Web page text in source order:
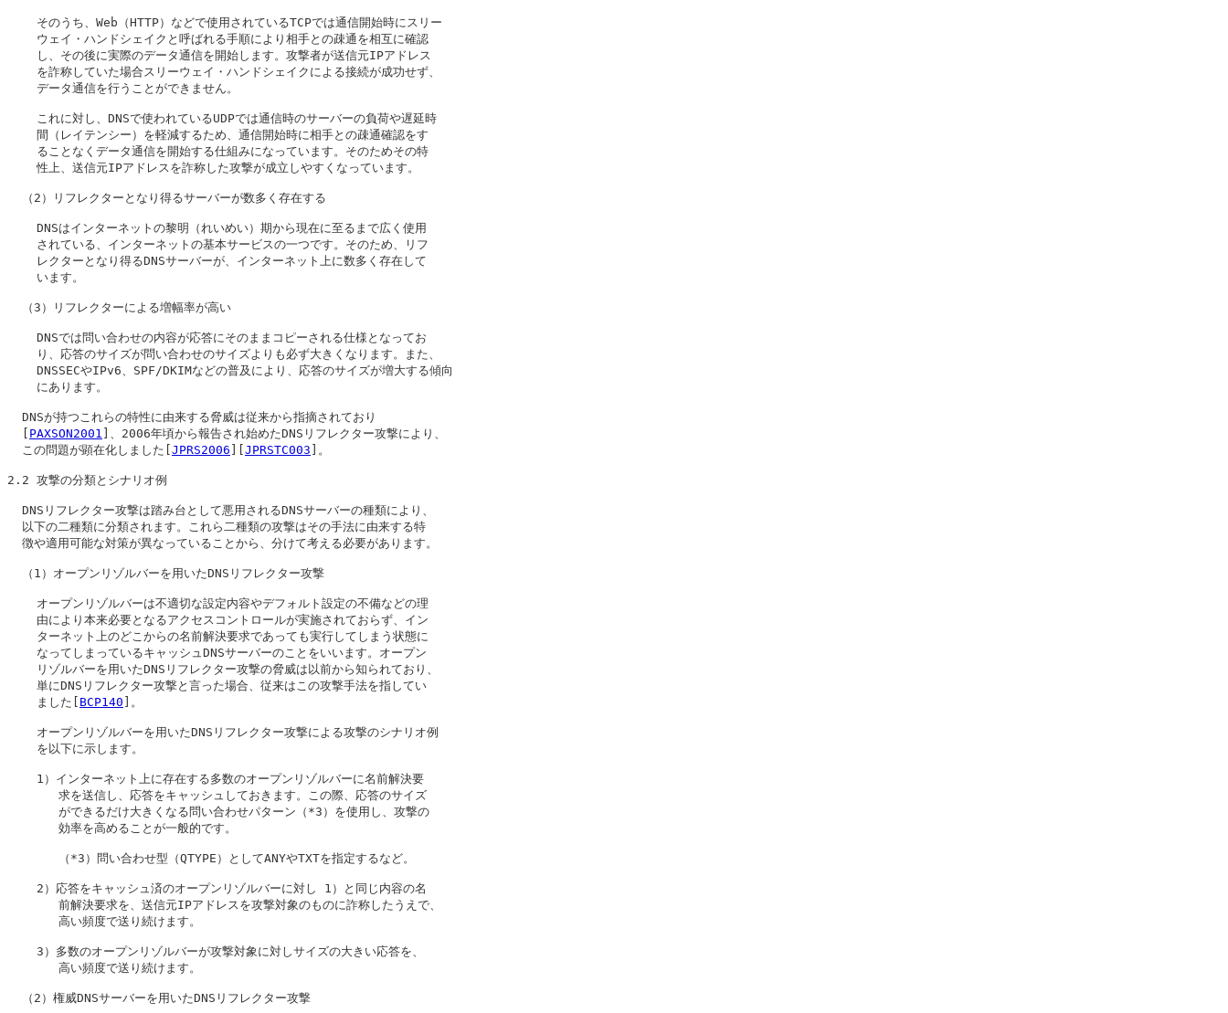
    そのうち、Web（HTTP）などで使用されているTCPでは通信開始時にスリー
    ウェイ・ハンドシェイクと呼ばれる手順により相手との疎通を相互に確認
    し、その後に実際のデータ通信を開始します。攻撃者が送信元IPアドレス
    を詐称していた場合スリーウェイ・ハンドシェイクによる接続が成功せず、
    データ通信を行うことができません。
    これに対し、DNSで使われているUDPでは通信時のサーバーの負荷や遅延時
    間（レイテンシー）を軽減するため、通信開始時に相手との疎通確認をす
    ることなくデータ通信を開始する仕組みになっています。そのためその特
    性上、送信元IPアドレスを詐称した攻撃が成立しやすくなっています。
  （2）リフレクターとなり得るサーバーが数多く存在する
    DNSはインターネットの黎明（れいめい）期から現在に至るまで広く使用
    されている、インターネットの基本サービスの一つです。そのため、リフ
    レクターとなり得るDNSサーバーが、インターネット上に数多く存在して
    います。
  （3）リフレクターによる増幅率が高い
    DNSでは問い合わせの内容が応答にそのままコピーされる仕様となってお
    り、応答のサイズが問い合わせのサイズよりも必ず大きくなります。また、
    DNSSECやIPv6、SPF/DKIMなどの普及により、応答のサイズが増大する傾向
    にあります。
  DNSが持つこれらの特性に由来する脅威は従来から指摘されており
PAXSON2001 ]、2006年頃から報告され始めたDNSリフレクター攻撃により、
  この問題が顕在化しました[
JPRS2006 JPRSTC003 ]。
2.2 攻撃の分類とシナリオ例
  DNSリフレクター攻撃は踏み台として悪用されるDNSサーバーの種類により、
  以下の二種類に分類されます。これら二種類の攻撃はその手法に由来する特
  徴や適用可能な対策が異なっていることから、分けて考える必要があります。
  （1）
オープンリゾルバーを用いたDNSリフレクター攻撃
    オープンリゾルバーは不適切な設定内容やデフォルト設定の不備などの理
    由により本来必要となるアクセスコントロールが実施されておらず、イン
    ターネット上のどこからの名前解決要求であっても実行してしまう状態に
    なってしまっているキャッシュDNSサーバーのことをいいます。オープン
    リゾルバーを用いたDNSリフレクター攻撃の脅威は以前から知られており、
    単にDNSリフレクター攻撃と言った場合、従来はこの攻撃手法を指してい
    ました[
BCP140 ]。
    オープンリゾルバーを用いたDNSリフレクター攻撃による攻撃のシナリオ例
    を以下に示します。
    1）インターネット上に存在する多数のオープンリゾルバーに名前解決要
       求を送信し、応答をキャッシュしておきます。この際、応答のサイズ
       ができるだけ大きくなる問い合わせパターン（*3）を使用し、攻撃の
       効率を高めることが一般的です。
       （*3）問い合わせ型（QTYPE）としてANYやTXTを指定するなど。
    2）応答をキャッシュ済のオープンリゾルバーに対し 1）と同じ内容の名
       前解決要求を、送信元IPアドレスを攻撃対象のものに詐称したうえで、
       高い頻度で送り続けます。
    3）多数のオープンリゾルバーが攻撃対象に対しサイズの大きい応答を、
       高い頻度で送り続けます。
  （2）
権威DNSサーバーを用いたDNSリフレクター攻撃